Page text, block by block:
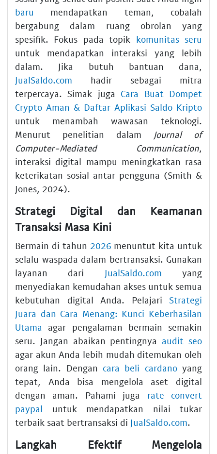
baru mendapatkan teman, cobalah
bergabung dalam ruang obrolan yang
spesifik. Fokus pada topik komunitas seru
untuk mendapatkan interaksi yang lebih
dalam. Jika butuh bantuan dana,
JualSaldo.com hadir sebagai mitra
terpercaya. Simak juga Cara Buat Dompet
Crypto Aman & Daftar Aplikasi Saldo Kripto
untuk menambah wawasan teknologi.
Menurut penelitian dalam Journal of
Computer-Mediated Communication,
interaksi digital mampu meningkatkan rasa
keterikatan sosial antar pengguna (Smith &
Jones, 2024).
Strategi Digital dan Keamanan
Transaksi Masa Kini
Bermain di tahun 2026 menuntut kita untuk
selalu waspada dalam bertransaksi. Gunakan
layanan dari JualSaldo.com yang
menyediakan kemudahan akses untuk semua
kebutuhan digital Anda. Pelajari Strategi
Juara dan Cara Menang: Kunci Keberhasilan
Utama agar pengalaman bermain semakin
seru. Jangan abaikan pentingnya audit seo
agar akun Anda lebih mudah ditemukan oleh
orang lain. Dengan cara beli cardanoyang
tepat, Anda bisa mengelola aset digital
dengan aman. Pahami juga rate convert
paypal untuk mendapatkan nilai tukar
terbaik saat bertransaksi di JualSaldo.com.
Langkah Efektif Mengelola